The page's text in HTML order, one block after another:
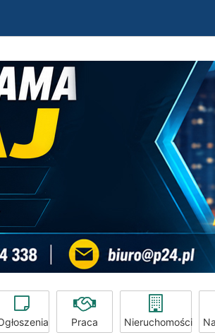
Praca Nieruchomości